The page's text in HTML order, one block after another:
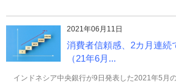
2021年06月11日
消費者信頼感、2カ月連続
（21年6月...
インドネシア中央銀行が9日発表した2021年5月